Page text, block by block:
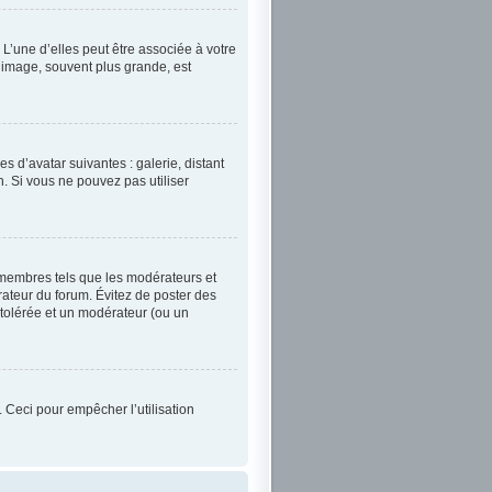
d’elles peut être associée à votre
souvent plus grande, est
d’avatar suivantes : galerie, distant
Si vous ne pouvez pas utiliser
tels que les modérateurs et
du forum. Évitez de poster des
et un modérateur (ou un
pour empêcher l’utilisation